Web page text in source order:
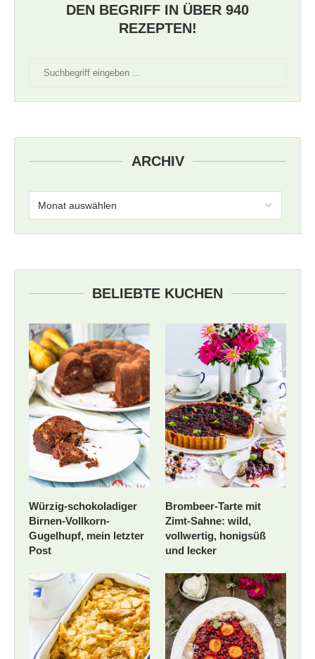
DEN BEGRIFF IN ÜBER 940
REZEPTEN!
ARCHIV
BELIEBTE KUCHEN
Würzig-schokoladiger
Birnen-Vollkorn-
Gugelhupf, mein letzter
Post
Brombeer-Tarte mit
Zimt-Sahne: wild,
vollwertig, honigsüß
und lecker